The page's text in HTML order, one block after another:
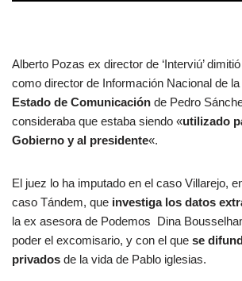
Alberto Pozas ex director de ‘Interviú’
como director de Información Nacional de la
Estado de Comunicación de Pedro
consideraba que estaba siendo «utilizado
Gobierno y al presidente«.
El juez lo ha imputado en el caso Villarejo,
caso Tándem, que investiga los datos
la ex asesora de Podemos Dina
poder el excomisario, y con el que se
privados de la vida de Pablo iglesias.